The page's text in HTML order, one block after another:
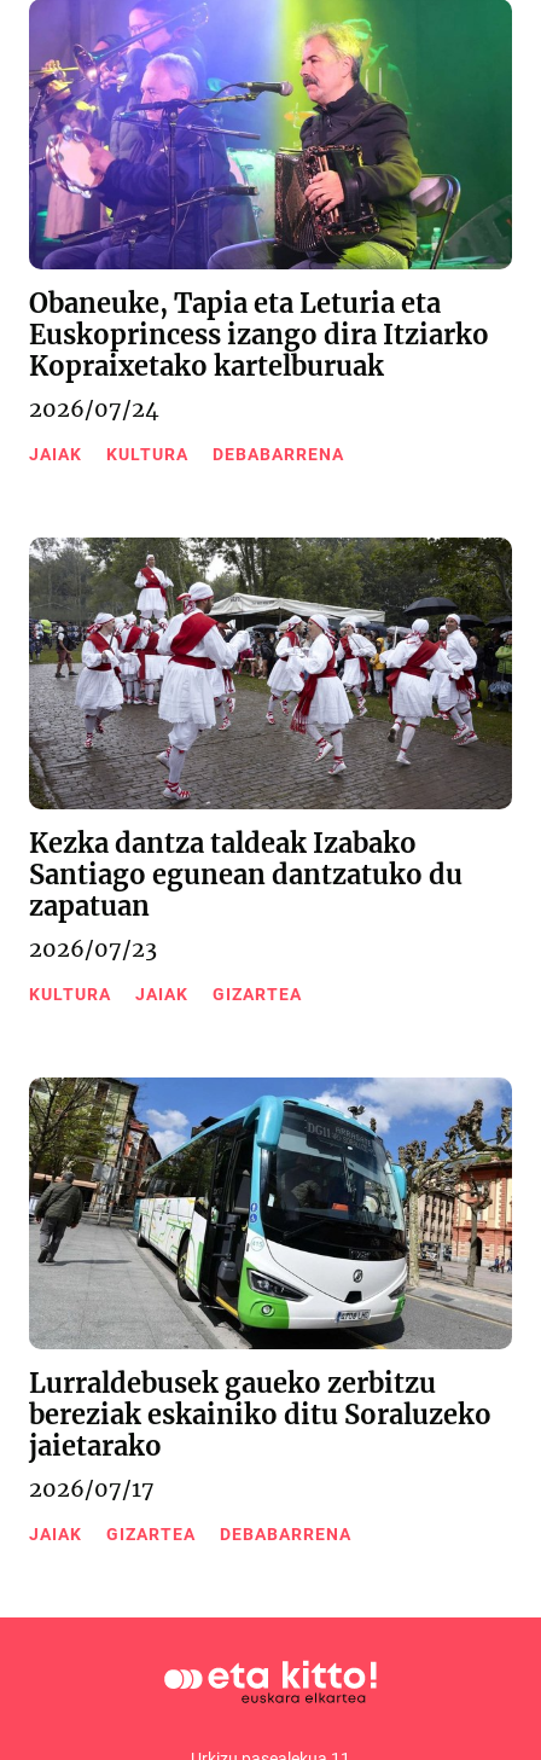
Obaneuke, Tapia eta Leturia eta
Euskoprincess izango dira Itziarko
Kopraixetako kartelburuak
2026/07/24
JAIAK KULTURA DEBABARRENA
Kezka dantza taldeak Izabako
Santiago egunean dantzatuko du
zapatuan
2026/07/23
KULTURA JAIAK GIZARTEA
Lurraldebusek gaueko zerbitzu
bereziak eskainiko ditu Soraluzeko
jaietarako
2026/07/17
JAIAK GIZARTEA DEBABARRENA